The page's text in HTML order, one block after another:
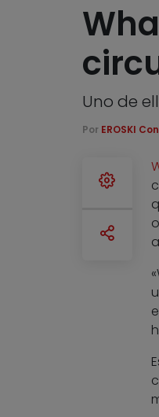
Uno de
Por EROSKI